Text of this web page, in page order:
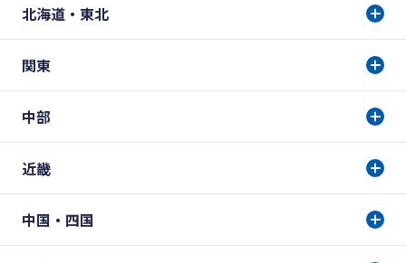
北海道・東北
関東
中部
近畿
中国・四国